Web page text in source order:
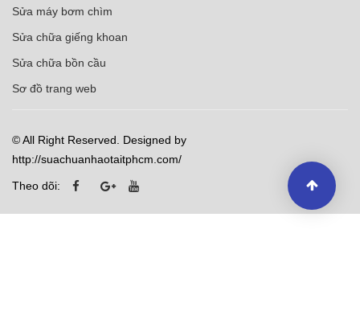
Sửa máy bơm chìm
Sửa chữa giếng khoan
Sửa chữa bồn cầu
Sơ đồ trang web
© All Right Reserved. Designed by
http://suachuanhaotaitphcm.com/
Theo dõi: